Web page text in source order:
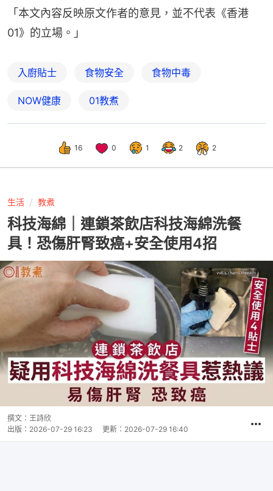
「本文內容反映原文作者的意見，並不代表《香港
01》的立場。」
入廚貼士 食物安全 食物中毒
NOW健康 01教煮
16 0 1 2 2
生活 教煮
科技海綿｜連鎖茶飲店科技海綿洗餐
具！恐傷肝腎致癌+安全使用4招
撰文： 王詩欣
出版： 2026-07-29 16:23 更新： 2026-07-29 16:40